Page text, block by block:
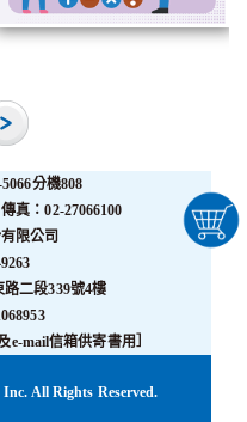
分機808
真：02-27066100
有限公司
二段339號4樓
e-mail信箱供寄書用］
All Rights Reserved.